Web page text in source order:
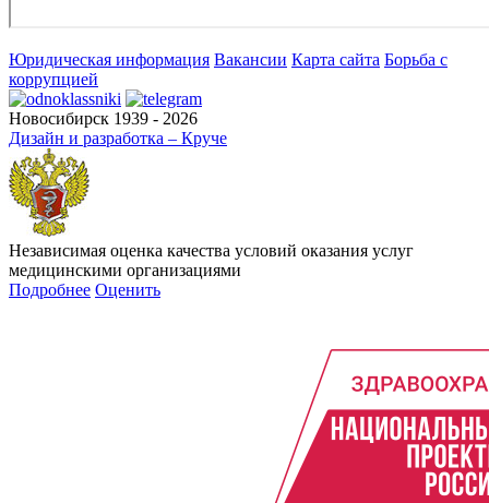
Юридическая информация Вакансии Карта сайта Борьба с
коррупцией
Новосибирск 1939 - 2026
Дизайн и разработка – Круче
Независимая оценка качества условий оказания услуг
медицинскими организациями
Подробнее Оценить